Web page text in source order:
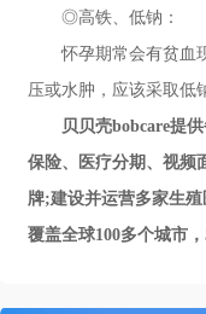
◎高铁、低钠：
怀孕期常会有贫血现
压或水肿，应该采取低
贝贝壳bobcare提供
保险、医疗分期、视频
牌;建设并运营多家生
覆盖全球100多个城市